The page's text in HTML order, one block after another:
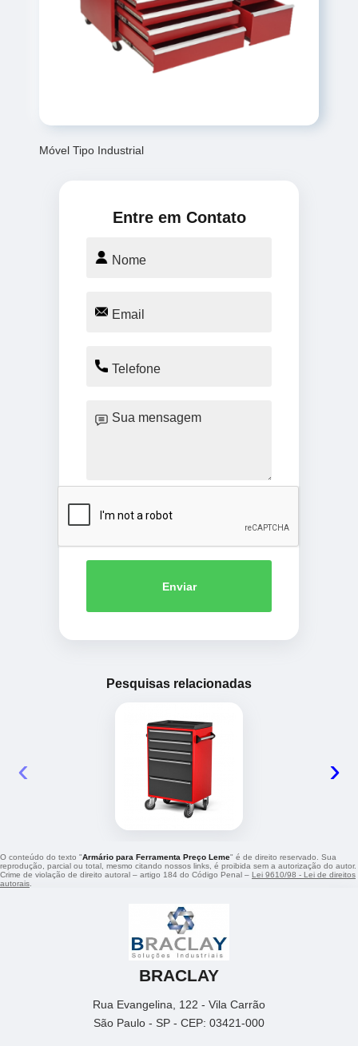
Móvel Tipo Industrial
Entre em Contato
Enviar
Pesquisas relacionadas
‹ ›
O conteúdo do texto "Armário para Ferramenta Preço Leme" é de direito reservado. Sua
reprodução, parcial ou total, mesmo citando nossos links, é proibida sem a autorização do autor.
Crime de violação de direito autoral – artigo 184 do Código Penal – Lei 9610/98 - Lei de direitos
autorais
BRACLAY
Rua Evangelina, 122 - Vila Carrão
São Paulo - SP - CEP: 03421-000